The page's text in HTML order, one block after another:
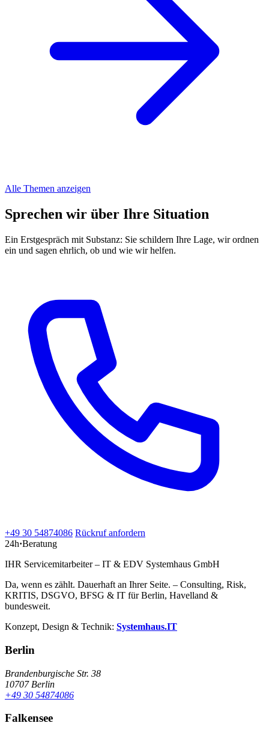
Alle Themen anzeigen
Sprechen wir über Ihre Situation
Ein Erstgespräch mit Substanz: Sie schildern Ihre Lage, wir ordnen
ein und sagen ehrlich, ob und wie wir helfen.
+49 30 54874086 Rückruf anfordern
24h·Beratung
IHR Servicemitarbeiter – IT & EDV Systemhaus GmbH
Da, wenn es zählt. Dauerhaft an Ihrer Seite. – Consulting, Risk,
KRITIS, DSGVO, BFSG & IT für Berlin, Havelland &
bundesweit.
Konzept, Design & Technik: Systemhaus.IT
Berlin
Brandenburgische Str. 38
10707 Berlin
+49 30 54874086
Falkensee